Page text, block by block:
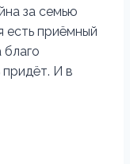
за семью
есть приёмный
И в